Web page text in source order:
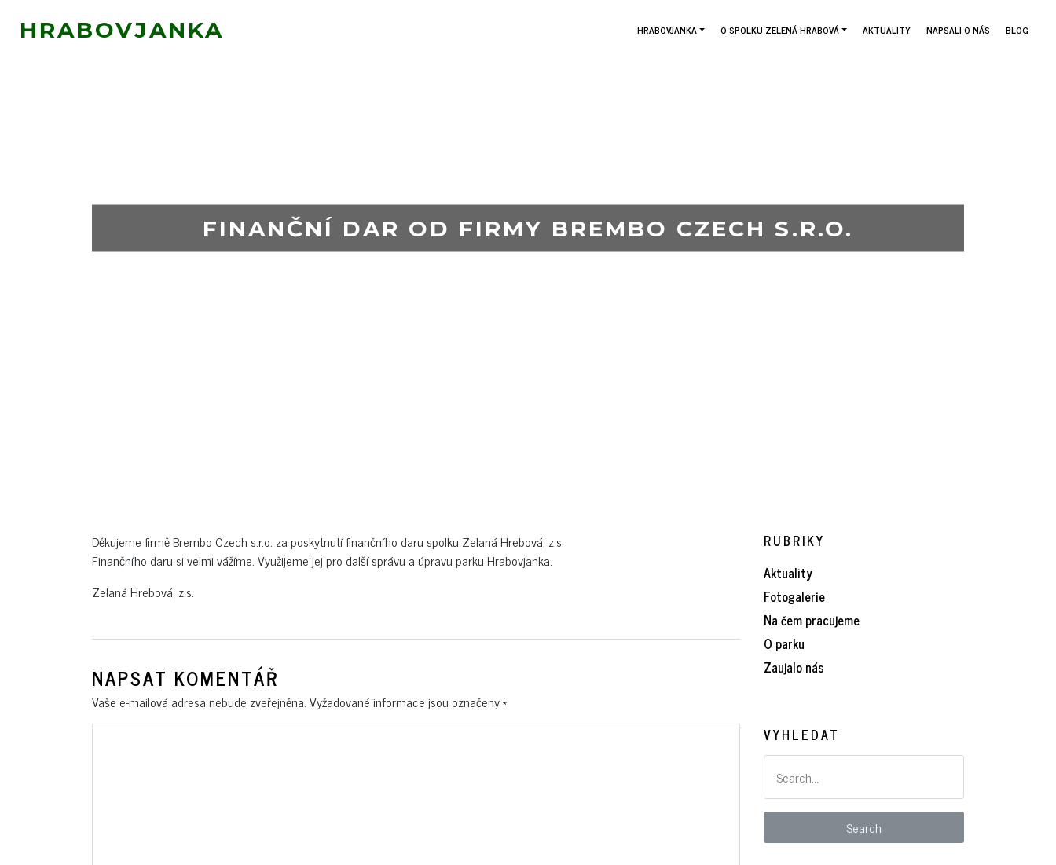
HRABOVJANKA HRABOVJANKA O SPOLKU ZELENÁ HRABOVÁ AKTUALITY NAPSALI O NÁS BLOG
FINANČNÍ DAR OD FIRMY BREMBO CZECH S.R.O.
Děkujeme firmě Brembo Czech s.r.o. za poskytnutí finančního daru spolku Zelaná Hrebová, z.s.
Finančního daru si velmi vážíme. Využijeme jej pro další správu a úpravu parku Hrabovjanka.
Zelaná Hrebová, z.s.
NAPSAT KOMENTÁŘ
Vaše e-mailová adresa nebude zveřejněna.Vyžadované informace jsou označeny*
RUBRIKY
Aktuality
Fotogalerie
Na čem pracujeme
O parku
Zaujalo nás
VYHLEDAT